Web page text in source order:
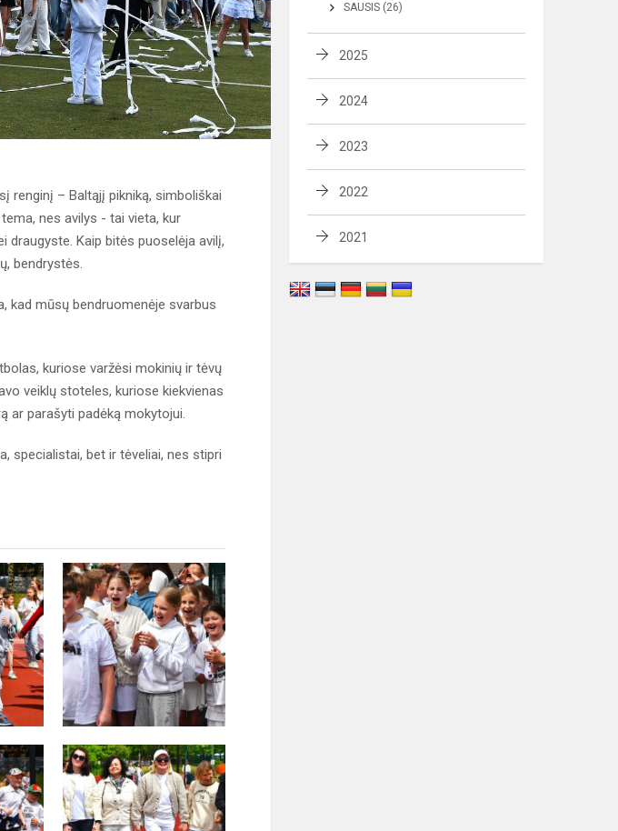
renginį – Baltąjį pikniką, simboliškai
nes avilys - tai vieta, kur
draugyste. Kaip bitės puoselėja avilį,
bendrystės.
kad mūsų bendruomenėje svarbus
kuriose varžėsi mokinių ir tėvų
veiklų stoteles, kuriose kiekvienas
ar parašyti padėką mokytojui.
specialistai, bet ir tėveliai, nes stipri
SAUSIS (26)
2025
2024
2023
2022
2021